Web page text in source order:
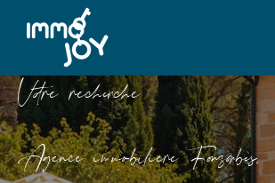
Vore recece
Agence immobilière Fonsorbes,